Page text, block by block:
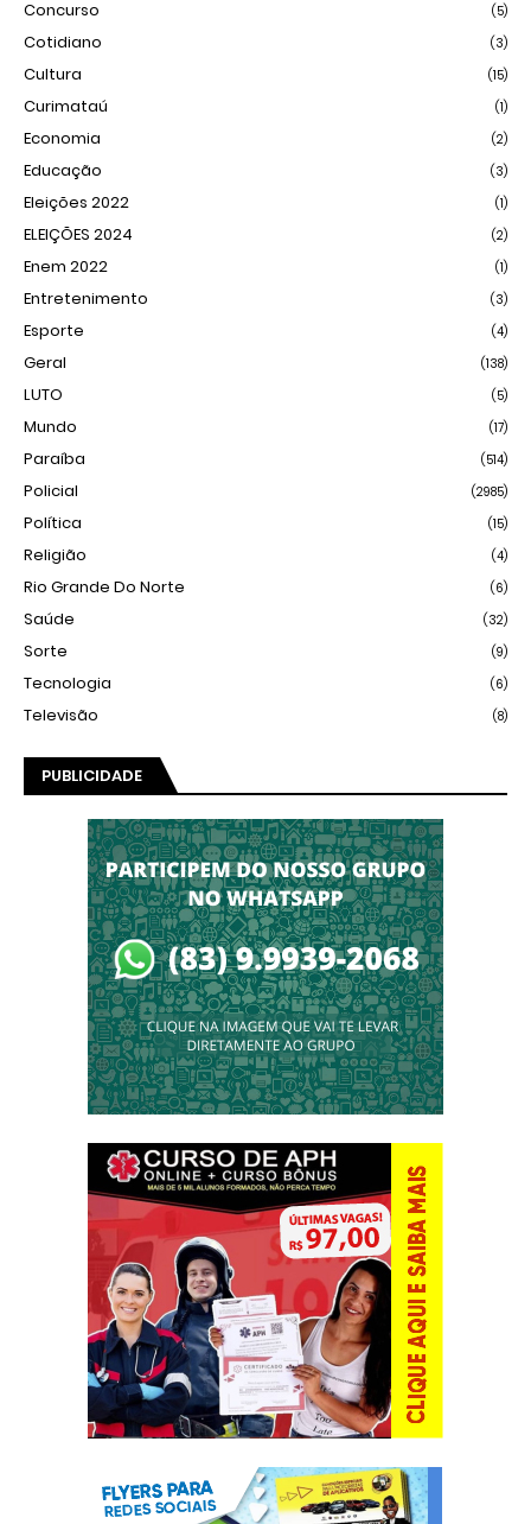
Concurso (5)
Cotidiano (3)
Cultura (15)
Curimataú (1)
Economia (2)
Educação (3)
Eleições 2022 (1)
ELEIÇÕES 2024 (2)
Enem 2022 (1)
Entretenimento (3)
Esporte (4)
Geral (138)
LUTO (5)
Mundo (17)
Paraíba (514)
Policial (2985)
Política (15)
Religião (4)
Rio Grande Do Norte (6)
Saúde (32)
Sorte (9)
Tecnologia (6)
Televisão (8)
PUBLICIDADE